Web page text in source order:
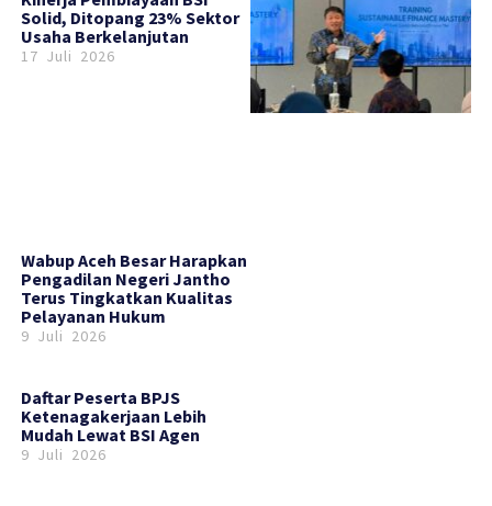
Solid, Ditopang 23% Sektor
Usaha Berkelanjutan
17 Juli 2026
Wabup Aceh Besar Harapkan
Pengadilan Negeri Jantho
Terus Tingkatkan Kualitas
Pelayanan Hukum
9 Juli 2026
Daftar Peserta BPJS
Ketenagakerjaan Lebih
Mudah Lewat BSI Agen
9 Juli 2026